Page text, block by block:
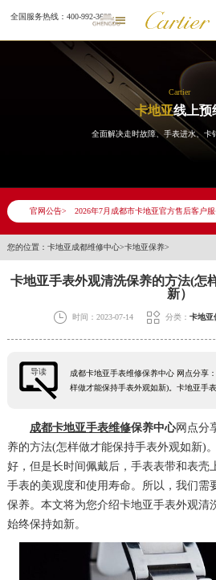
全国服务热线：400-992-3692
Cartier
卡地亚线上预
全面解决走时故障、手表进水、卡
官网公告>
2026年7月卡地亚售后服务中心最新网
节假日正常营业！
您的位置： 卡地亚成都维修中心>卡地亚保养>
卡地亚手表外观清洗保养的方法(怎
新）
 时间：2023-07-14  分类： 卡地亚
导读
成都卡地亚手表维修保养中心 网点分享
样做才能保持手表外观如新)。卡地亚手
成都卡地亚手表维修保养中心网点分
养的方法(怎样做才能保持手表外观如新)
好，但是长时间佩戴后，手表表带和表壳
手表的美观度和使用寿命。所以，我们需
保养。本文将为您介绍卡地亚手表外观清
始终保持如新。